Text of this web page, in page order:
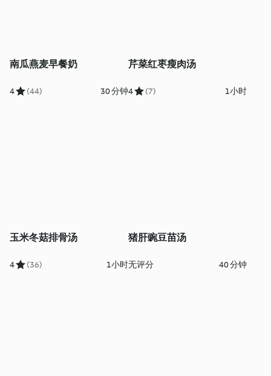
南瓜燕麦早餐奶
4 (44) 30 分钟
芹菜红枣瘦肉汤
4 (7) 1小时
玉米冬菇排骨汤
4 (36) 1小时
猪肝豌豆苗汤
无评分 40 分钟